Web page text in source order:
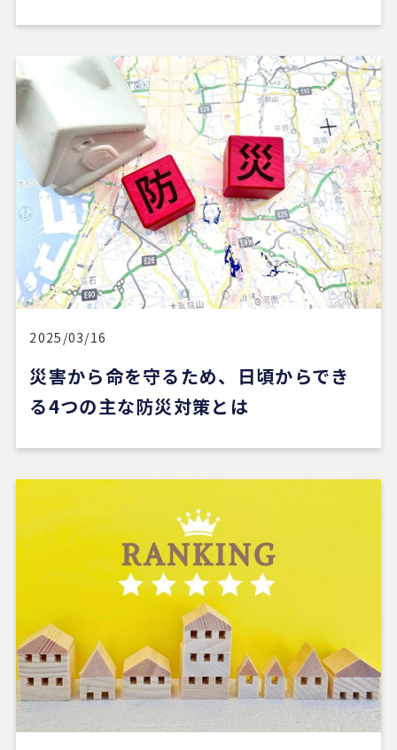
2025/03/16
災害から命を守るため、日頃からでき
る4つの主な防災対策とは